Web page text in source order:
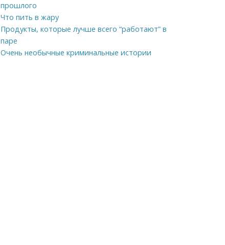
прошлого
Что пить в жару
Продукты, которые лучше всего “работают” в
паре
Очень необычные криминальные истории